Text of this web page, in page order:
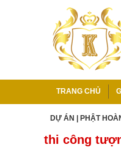
TRANG CHỦ
DỰ ÁN PHẬT
thi công